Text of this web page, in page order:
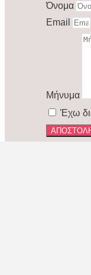
Όνομα
Email
Μήνυμα
Έχω